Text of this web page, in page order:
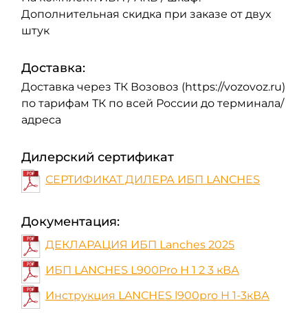
Дополнительная скидка при заказе от двух
штук
Доставка:
Доставка через ТК Возовоз (https://vozovoz.ru)
по тарифам ТК по всей России до терминала/
адреса
Дилерский сертификат
СЕРТИФИКАТ ДИЛЕРА ИБП LANCHES
Документация:
ДЕКЛАРАЦИЯ ИБП Lanches 2025
ИБП LANCHES L900Pro H 1 2 3 кВА
Инструкция LANCHES l900pro H 1-3кВА